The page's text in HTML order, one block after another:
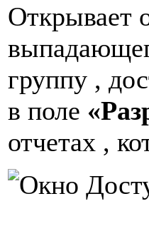
Открывает
группу ,
в поле
отчетах ,